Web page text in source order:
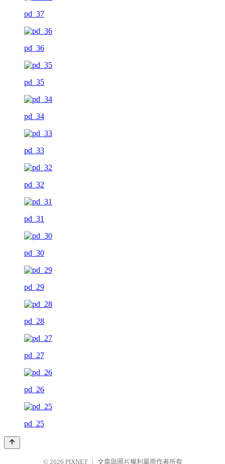
pd_37
pd_36
pd_35
pd_34
pd_33
pd_32
pd_31
pd_30
pd_29
pd_28
pd_27
pd_26
pd_25
© 2026 PIXNET 文章與圖片權利屬原作者所有